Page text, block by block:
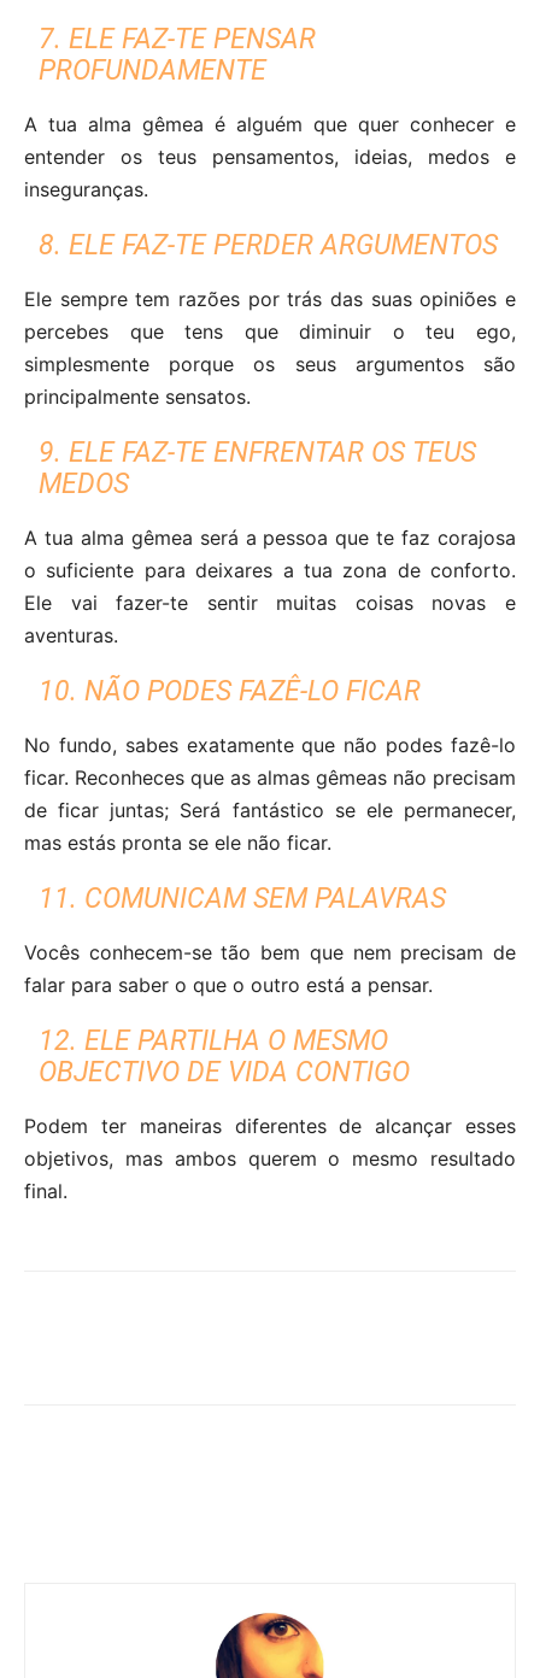
7. ELE FAZ-TE PENSAR
PROFUNDAMENTE
A tua alma gêmea é alguém que quer conhecer e
entender os teus pensamentos, ideias, medos e
inseguranças.
8. ELE FAZ-TE PERDER ARGUMENTOS
Ele sempre tem razões por trás das suas opiniões e
percebes que tens que diminuir o teu ego,
simplesmente porque os seus argumentos são
principalmente sensatos.
9. ELE FAZ-TE ENFRENTAR OS TEUS
MEDOS
A tua alma gêmea será a pessoa que te faz corajosa
o suficiente para deixares a tua zona de conforto.
Ele vai fazer-te sentir muitas coisas novas e
aventuras.
10. NÃO PODES FAZÊ-LO FICAR
No fundo, sabes exatamente que não podes fazê-lo
ficar. Reconheces que as almas gêmeas não precisam
de ficar juntas; Será fantástico se ele permanecer,
mas estás pronta se ele não ficar.
11. COMUNICAM SEM PALAVRAS
Vocês conhecem-se tão bem que nem precisam de
falar para saber o que o outro está a pensar.
12. ELE PARTILHA O MESMO
OBJECTIVO DE VIDA CONTIGO
Podem ter maneiras diferentes de alcançar esses
objetivos, mas ambos querem o mesmo resultado
final.